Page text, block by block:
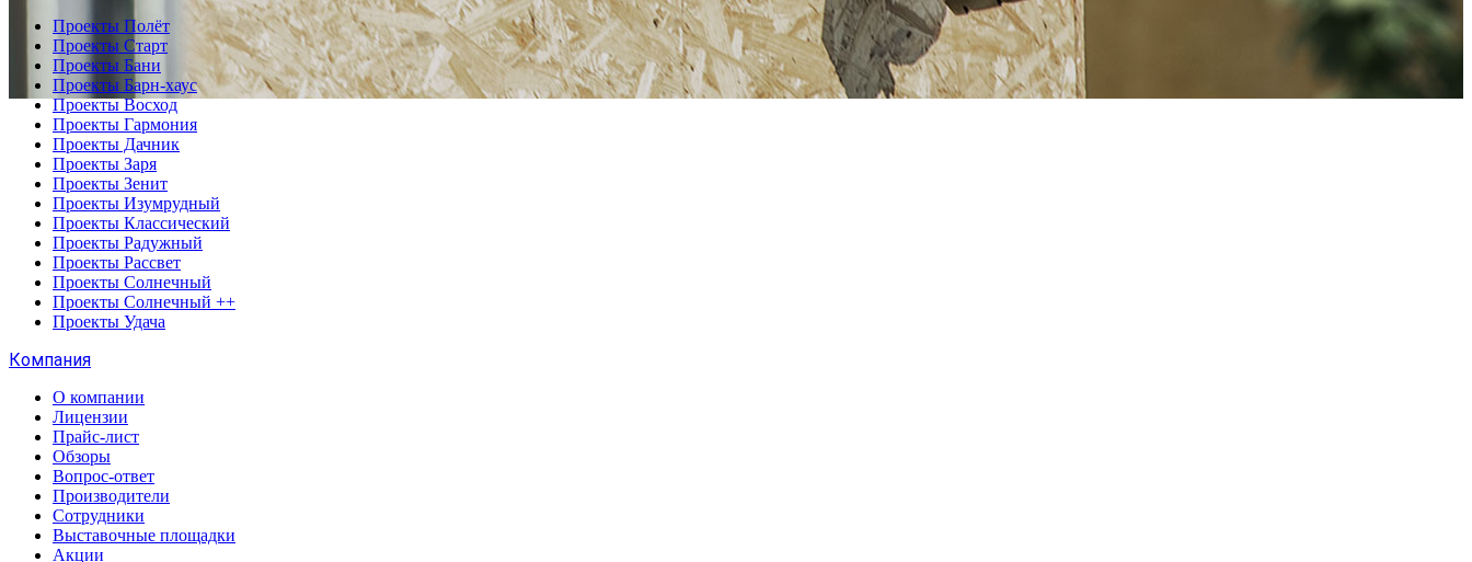
Проекты Полёт
Проекты Старт
Проекты Бани
Проекты Барн-хаус
Проекты Восход
Проекты Гармония
Проекты Дачник
Проекты Заря
Проекты Зенит
Проекты Изумрудный
Проекты Классический
Проекты Радужный
Проекты Рассвет
Проекты Солнечный
Проекты Солнечный ++
Проекты Удача
Компания
О компании
Лицензии
Прайс-лист
Обзоры
Вопрос-ответ
Производители
Сотрудники
Выставочные площадки
Акции